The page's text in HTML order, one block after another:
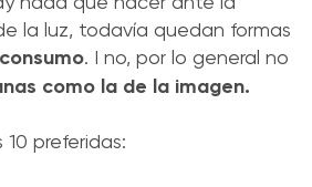
la luz, todavía quedan formas
. I no, por lo general no
como la de la imagen.
preferidas: